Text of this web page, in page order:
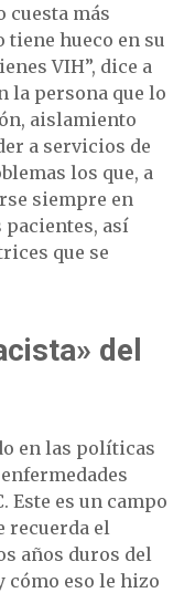
cuesta más
tiene hueco en su
VIH”, dice a
la persona que lo
aislamiento
a servicios de
los que, a
siempre en
pacientes, así
que se
del
en las políticas
Este es un campo
recuerda el
años duros del
cómo eso le hizo